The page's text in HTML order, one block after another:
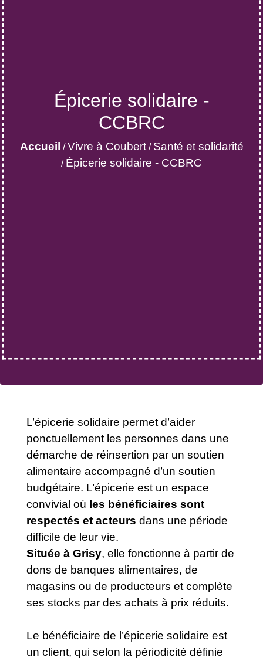
Épicerie solidaire -
CCBRC
Accueil /Vivre à Coubert/ Santé et solidarité
/ Épicerie solidaire - CCBRC
L’épicerie solidaire permet d’aider
ponctuellement les personnes dans une
démarche de réinsertion par un soutien
alimentaire accompagné d’un soutien
budgétaire. L’épicerie est un espace
convivial où les bénéficiaires sont
respectés et acteurs dans une période
difficile de leur vie.
Située à Grisy, elle fonctionne à partir de
dons de banques alimentaires, de
magasins ou de producteurs et complète
ses stocks par des achats à prix réduits.
Le bénéficiaire de l’épicerie solidaire est
un client, qui selon la périodicité définie